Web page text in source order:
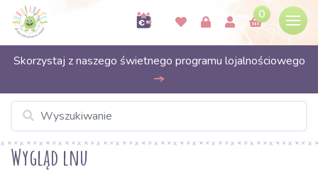
0
Skorzystaj z naszego świetnego programu lojalnościowego
Wygląd lnu